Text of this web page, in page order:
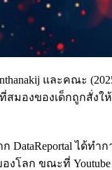
และคณะ
ที่สมองของเด็กถูกสั่ง
ก DataReportal ได้
งโลก ขณะที่ Youtube